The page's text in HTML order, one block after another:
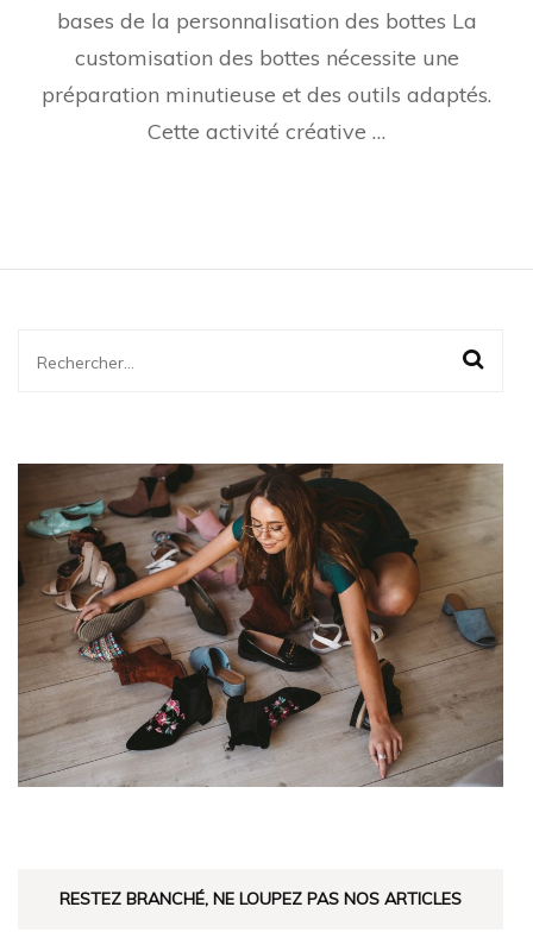
bases de la personnalisation des bottes La
customisation des bottes nécessite une
préparation minutieuse et des outils adaptés.
Cette activité créative …
Rechercher :
RESTEZ BRANCHÉ, NE LOUPEZ PAS NOS ARTICLES